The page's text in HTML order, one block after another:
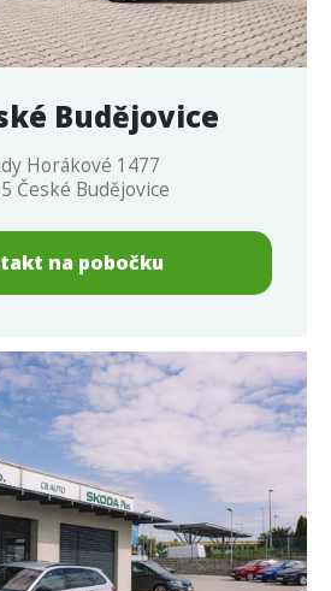
Budějovice
Horákové 1477
České Budějovice
na pobočku